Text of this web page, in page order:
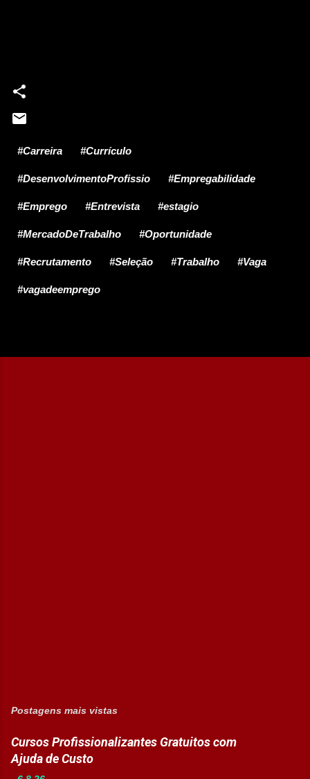
#Carreira #Currículo
#DesenvolvimentoProfissio #Empregabilidade
#Emprego #Entrevista #estagio
#MercadoDeTrabalho #Oportunidade
#Recrutamento #Seleção #Trabalho #Vaga
#vagadeemprego
Postagens mais vistas
Cursos Profissionalizantes Gratuitos com
Ajuda de Custo